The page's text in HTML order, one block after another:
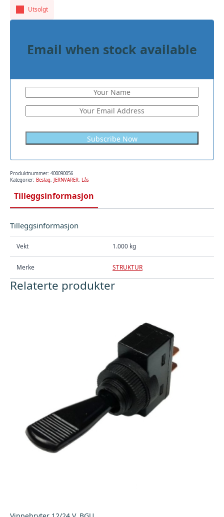
Utsolgt
Email when stock available
Produktnummer: 400090056
Kategorier: Beslag, JERNVARER, Lås
Tilleggsinformasjon
Tilleggsinformasjon
Vekt 1.000 kg
Merke STRUKTUR
Relaterte produkter